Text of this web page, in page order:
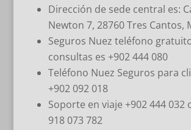
Dirección de sede central es:
Newton 7, 28760 Tres Cantos,
Seguros Nuez teléfono
consultas es +902 444 080
Teléfono Nuez Seguros para
+902 092 018
Soporte en viaje +902 444 032
918 073 782